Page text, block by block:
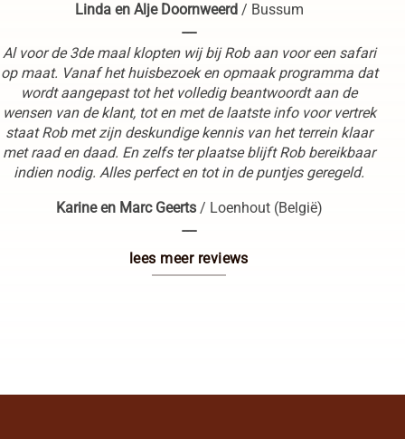
Linda en Alje Doornweerd / Bussum
----
Al voor de 3de maal klopten wij bij Rob aan voor een safari
op maat. Vanaf het huisbezoek en opmaak programma dat
wordt aangepast tot het volledig beantwoordt aan de
wensen van de klant, tot en met de laatste info voor vertrek
staat Rob met zijn deskundige kennis van het terrein klaar
met raad en daad. En zelfs ter plaatse blijft Rob bereikbaar
indien nodig. Alles perfect en tot in de puntjes geregeld.
Karine en Marc Geerts / Loenhout (België)
----
lees meer reviews